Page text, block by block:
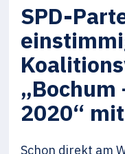
SPD-
„Bochum
2020“
Schon direkt am